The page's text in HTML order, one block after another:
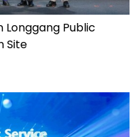
Longgang Public
Site